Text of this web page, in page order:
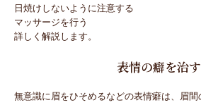
日焼けしないように注意する
マッサージを行う
詳しく解説します。
表情の癖を治す
無意識に眉をひそめるなどの表情癖は、眉間